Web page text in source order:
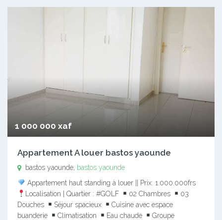
1 000 000 xaf
Appartement A louer bastos yaounde
bastos yaounde, bastos yaounde
Appartement haut standing à louer || Prix: 1.000.000frs
Localisation | Quartier : #GOLF
02 Chambres
03
Douches
Séjour spacieux
Cuisine avec espace
buanderie
Climatisation Eau chaude
Groupe